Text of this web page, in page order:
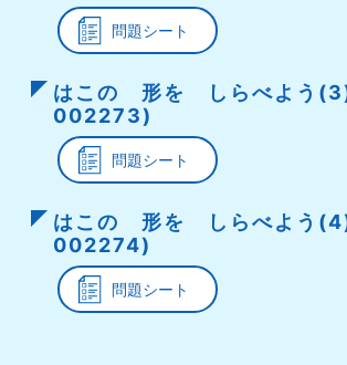
問題シート
はこの 形を しらべよう
002273)
問題シート
はこの 形を しらべよう
002274)
問題シート